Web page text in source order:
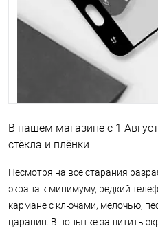
В нашем магазине с 1
стёкла и плёнки
Несмотря на все старания
экрана к минимуму, редкий
кармане с ключами, мелочью,
царапин. В попытке защитить